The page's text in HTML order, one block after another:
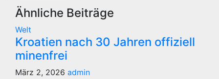
Ähnliche Beiträge
Welt
Kroatien nach 30 Jahren offiziell
minenfrei
März 2, 2026 admin